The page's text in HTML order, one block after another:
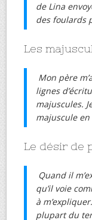
de Lina
des foulards
Les
Mon père
lignes
majuscules.
majuscule
Le désir de
Quand il
qu’il voie
à
plupart du